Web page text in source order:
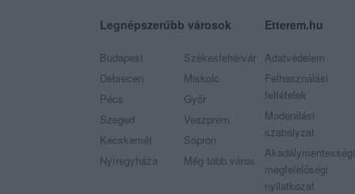
Legnépszerűbb városok
Budapest
Debrecen
Pécs
Szeged
Kecskemét
Nyíregyháza
Székesfehérvár
Miskolc
Győr
Veszprém
Sopron
Még több város
Etterem.hu
Adatvédelem
Felhasználási
feltételek
Moderálási
szabályzat
Akadálymentességi
megfelelőségi
nyilatkozat